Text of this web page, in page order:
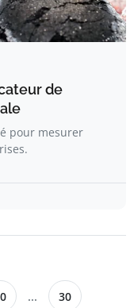
de
pour mesurer
... 30